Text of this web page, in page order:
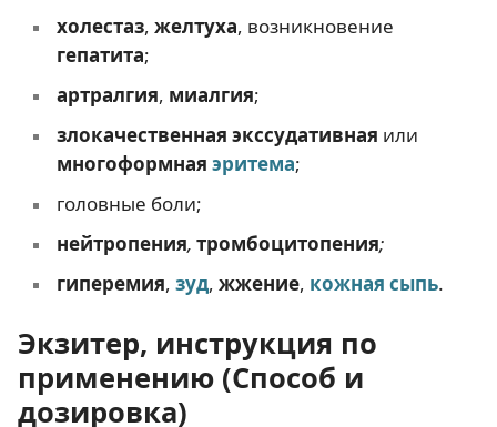
холестаз, желтуха, возникновение
гепатита;
артралгия, миалгия;
злокачественная экссудативная или
многоформная эритема;
головные боли;
нейтропения, тромбоцитопения;
гиперемия, зуд, жжение, кожная сыпь.
Экзитер, инструкция по
применению (Способ и
дозировка)